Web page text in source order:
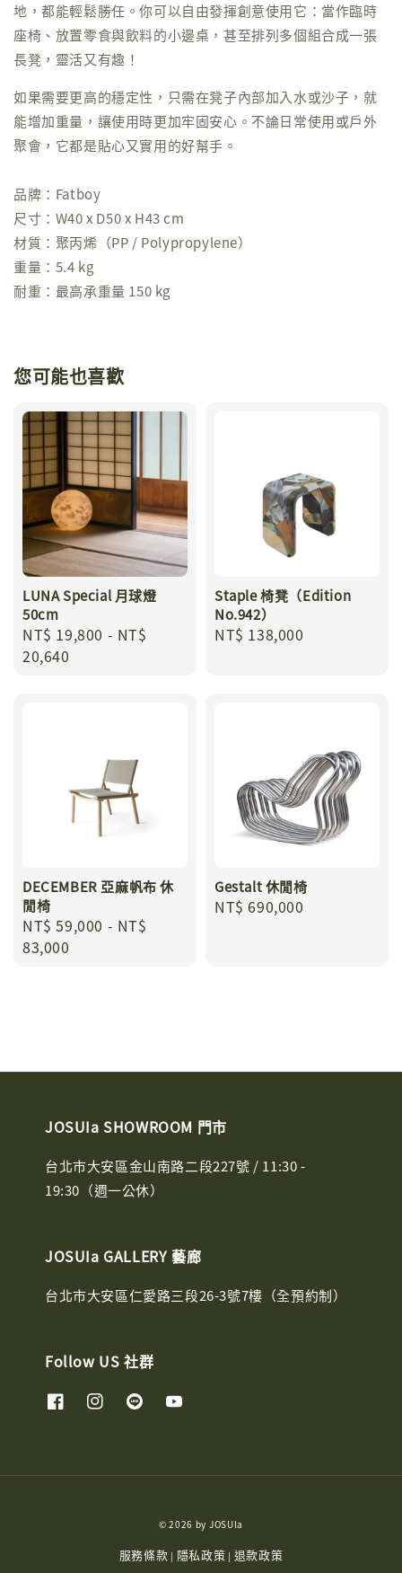
地，都能輕鬆勝任。你可以自由發揮創意使用它：當作臨時
座椅、放置零食與飲料的小邊桌，甚至排列多個組合成一張
長凳，靈活又有趣！
如果需要更高的穩定性，只需在凳子內部加入水或沙子，就
能增加重量，讓使用時更加牢固安心。不論日常使用或戶外
聚會，它都是貼心又實用的好幫手。
品牌：Fatboy
尺寸：W40 x D50 x H43 cm
材質：聚丙烯（PP / Polypropylene）
重量：5.4 kg
耐重：最高承重量 150 kg
您可能也喜歡
LUNA Special 月球燈
50cm
Regular
price
NT$ 19,800 - NT$
20,640
Staple 椅凳（Edition
No.942）
Regular
NT$ 138,000
DECEMBER 亞麻帆布 休
閒椅
Regular
price
NT$ 59,000 - NT$
83,000
Gestalt 休閒椅
Regular
NT$ 690,000
JOSUIa SHOWROOM 門市
台北市大安區金山南路二段227號 / 11:30 -
19:30（週一公休）
JOSUIa GALLERY 藝廊
台北市大安區仁愛路三段26-3號7樓（全預約制）
Follow US 社群
© 2026 by JOSUIa
服務條款 | 隱私政策 | 退款政策